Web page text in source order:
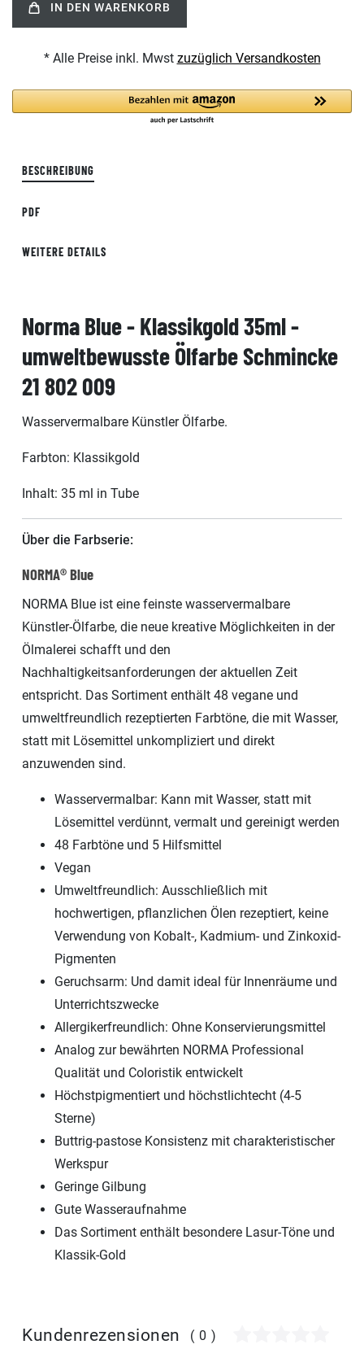
IN DEN WARENKORB
* Alle Preise inkl. Mwst zuzüglich Versandkosten
BESCHREIBUNG
PDF
WEITERE DETAILS
Norma Blue - Klassikgold 35ml -
umweltbewusste Ölfarbe Schmincke
21 802 009
Wasservermalbare Künstler Ölfarbe.
Farbton: Klassikgold
Inhalt: 35 ml in Tube
Über die Farbserie:
NORMA® Blue
NORMA Blue ist eine feinste wasservermalbare
Künstler-Ölfarbe, die neue kreative Möglichkeiten in der
Ölmalerei schafft und den
Nachhaltigkeitsanforderungen der aktuellen Zeit
entspricht. Das Sortiment enthält 48 vegane und
umweltfreundlich rezeptierten Farbtöne, die mit Wasser,
statt mit Lösemittel unkompliziert und direkt
anzuwenden sind.
Wasservermalbar: Kann mit Wasser, statt mit
Lösemittel verdünnt, vermalt und gereinigt werden
48 Farbtöne und 5 Hilfsmittel
Vegan
Umweltfreundlich: Ausschließlich mit
hochwertigen, pflanzlichen Ölen rezeptiert, keine
Verwendung von Kobalt-, Kadmium- und Zinkoxid-
Pigmenten
Geruchsarm: Und damit ideal für Innenräume und
Unterrichtszwecke
Allergikerfreundlich: Ohne Konservierungsmittel
Analog zur bewährten NORMA Professional
Qualität und Coloristik entwickelt
Höchstpigmentiert und höchstlichtecht (4-5
Sterne)
Buttrig-pastose Konsistenz mit charakteristischer
Werkspur
Geringe Gilbung
Gute Wasseraufnahme
Das Sortiment enthält besondere Lasur-Töne und
Klassik-Gold
Kundenrezensionen (0)